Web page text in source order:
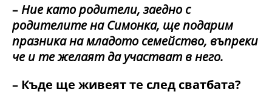
–Ние като родители, заедно с
родителите на Симонка, ще подарим
празника на младото семейство, въпреки
че и те желаят да участват в него.
– Къде ще живеят те след сватбата?